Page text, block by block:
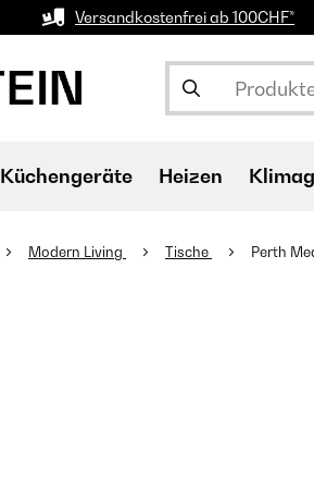
Versandkostenfrei ab 100CHF*
Küchengeräte Heizen
Modern Living Tische Perth